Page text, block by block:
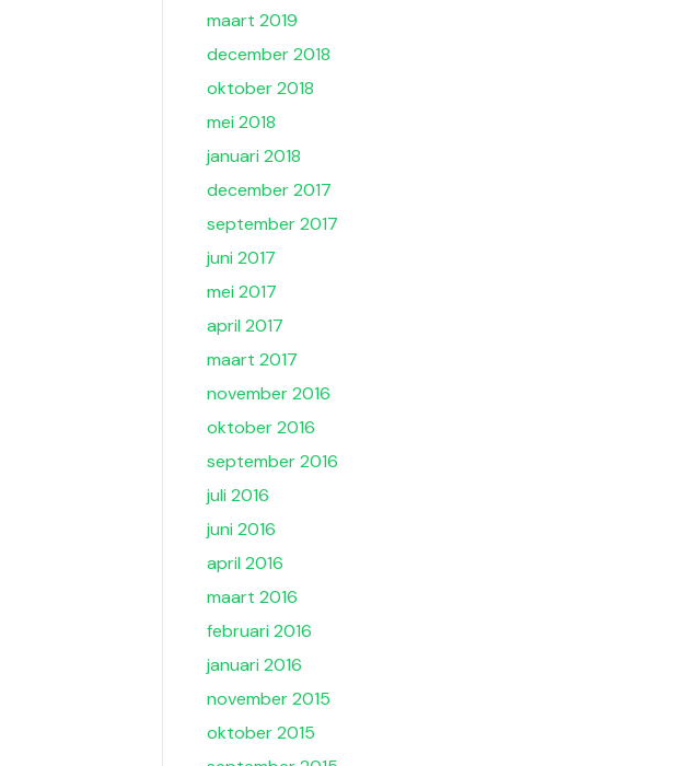
maart 2019
december 2018
oktober 2018
mei 2018
januari 2018
december 2017
september 2017
juni 2017
mei 2017
april 2017
maart 2017
november 2016
oktober 2016
september 2016
juli 2016
juni 2016
april 2016
maart 2016
februari 2016
januari 2016
november 2015
oktober 2015